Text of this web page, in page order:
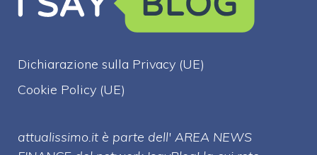
Dichiarazione sulla Privacy (UE)
Cookie Policy (UE)
attualissimo.it è parte dell' AREA NEWS